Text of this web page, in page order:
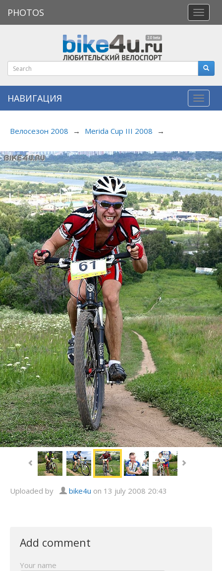
меню
PHOTOS
НАВИГАЦИЯ
Велосезон 2008 → Merida Cup III 2008 →
Uploaded by bike4u on 13 july 2008 20:43
Add comment
Your name